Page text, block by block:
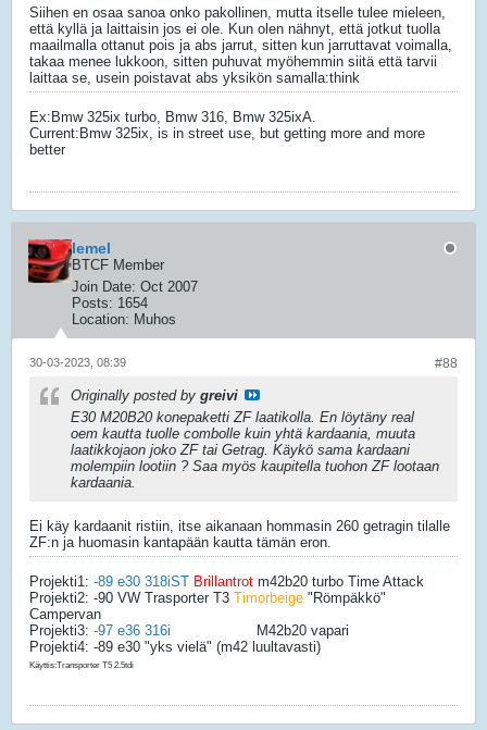
Siihen en osaa sanoa onko pakollinen, mutta itselle tulee mieleen,
että kyllä ja laittaisin jos ei ole. Kun olen nähnyt, että jotkut tuolla
maailmalla ottanut pois ja abs jarrut, sitten kun jarruttavat voimalla,
takaa menee lukkoon, sitten puhuvat myöhemmin siitä että tarvii
laittaa se, usein poistavat abs yksikön samalla:think
Ex:Bmw 325ix turbo, Bmw 316, Bmw 325ixA.
Current:Bmw 325ix, is in street use, but getting more and more
better
Iemel
BTCF Member
Join Date: Oct 2007
Posts: 1654
Location: Muhos
#88
30-03-2023, 08:39
Originally posted by greivi
E30 M20B20 konepaketti ZF laatikolla. En löytäny real
oem kautta tuolle combolle kuin yhtä kardaania, muuta
laatikkojaon joko ZF tai Getrag. Käykö sama kardaani
molempiin lootiin ? Saa myös kaupitella tuohon ZF lootaan
kardaania.
Ei käy kardaanit ristiin, itse aikanaan hommasin 260 getragin tilalle
ZF:n ja huomasin kantapään kautta tämän eron.
Projekti1: -89 e30 318iST Brillantrot m42b20 turbo Time Attack
Projekti2: -90 VW Trasporter T3 Timorbeige "Römpäkkö"
Campervan
Projekti3: -97 e36 316i
M42b20 vapari
Projekti4: -89 e30 "yks vielä" (m42 luultavasti)
Käyttis:Transporter T5 2.5tdi